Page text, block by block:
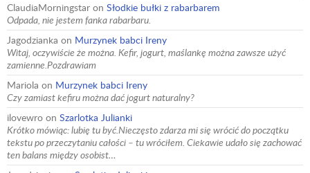
ClaudiaMorningstar on Słodkie bułki z rabarbarem
Odpada, nie jestem fanka rabarbaru.
Jagodzianka on Murzynek babci Ireny
Witaj, oczywiście że można. Kefir, jogurt, maślankę można zawsze użyć
zamienne.Pozdrawiam
Mariola on Murzynek babci Ireny
Czy zamiast kefiru można dać jogurt naturalny?
ilovewro on Szarlotka Julianki
Krótko mówiąc: lubię tu być.Nieczęsto zdarza mi się wrócić do początku
tekstu po przeczytaniu całości – tu wróciłem. Ciekawie udało się zachować
ten balans między osobist…